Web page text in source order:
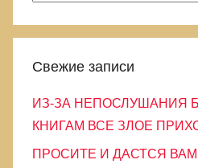
б
р
к
и
Свежие записи
ИЗ-ЗА НЕПОСЛУШАНИЯ
КНИГАМ ВСЕ ЗЛОЕ
ПРОСИТЕ И ДАСТСЯ